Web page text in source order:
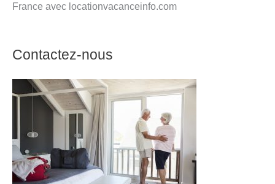
France avec locationvacanceinfo.com
Contactez-nous